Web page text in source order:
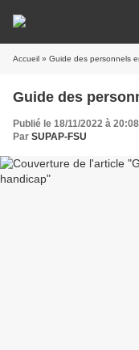
Accueil » Guide des personnels
Guide des
Publié le 18/11/2022 à 20:08
Par SUPAP-FSU